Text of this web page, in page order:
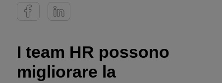
I team HR possono
migliorare la